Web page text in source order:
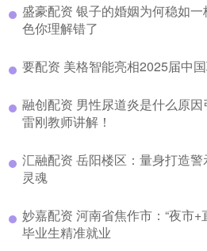
盛豪配资 银子的婚姻为何稳如
色你理解错了
要配资 美格智能亮相2025届中
融创配资 男性尿道炎是什么原
雷刚教师讲解！
汇融配资 岳阳楼区：量身打造
灵魂
妙嘉配资 河南省焦作市：“夜市+
毕业生精准就业